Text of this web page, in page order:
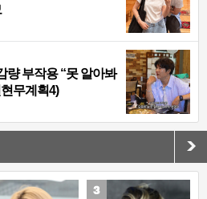
부작용 “못 알아봐
무계획4)